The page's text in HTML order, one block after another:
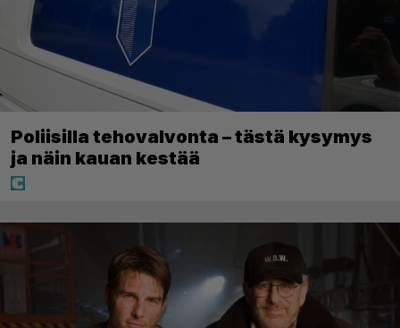
Poliisilla tehovalvonta – tästä kysymys
ja näin kauan kestää